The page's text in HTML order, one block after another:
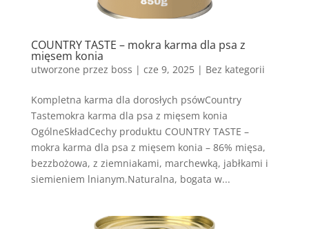
COUNTRY TASTE – mokra karma dla psa z
mięsem konia
utworzone przez boss | cze 9, 2025| Bez kategorii
Kompletna karma dla dorosłych psówCountry
Tastemokra karma dla psa z mięsem konia
OgólneSkładCechy produktu COUNTRY TASTE –
mokra karma dla psa z mięsem konia – 86% mięsa,
bezzbożowa, z ziemniakami, marchewką, jabłkami i
siemieniem lnianym.Naturalna, bogata w...